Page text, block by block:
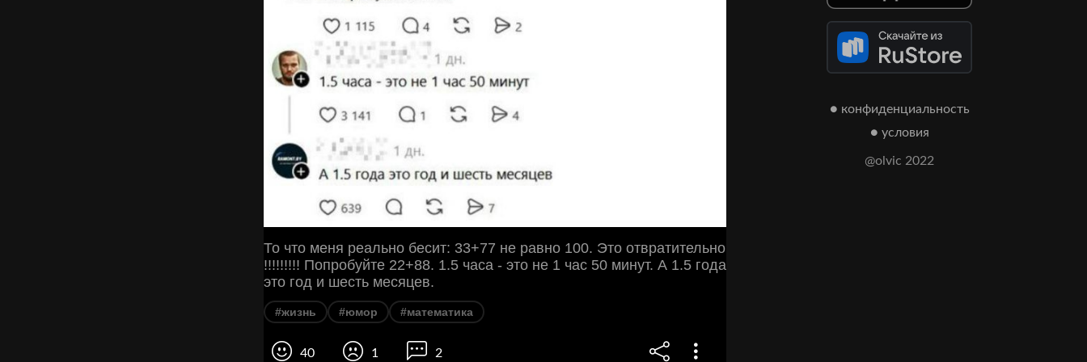
То что меня реально бесит: 33+77 не равно 100. Это отвратительно
!!!!!!!!! Попробуйте 22+88. 1.5 часа - это не 1 час 50 минут. А 1.5 года
это год и шесть месяцев.
#жизнь #юмор #математика
40 1 2
● конфиденциальность
● условия
@olvic 2022